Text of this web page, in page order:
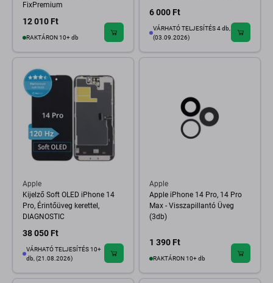
FixPremium
12 010 Ft
RAKTÁRON 10+ db
6 000 Ft
VÁRHATÓ TELJESÍTÉS 4 db,
(03.09.2026)
Apple
Kijelző Soft OLED iPhone 14
Pro, Érintőüveg kerettel,
DIAGNOSTIC
38 050 Ft
VÁRHATÓ TELJESÍTÉS 10+
db, (21.08.2026)
Apple
Apple iPhone 14 Pro, 14 Pro
Max - Visszapillantó Üveg
(3db)
1 390 Ft
RAKTÁRON 10+ db